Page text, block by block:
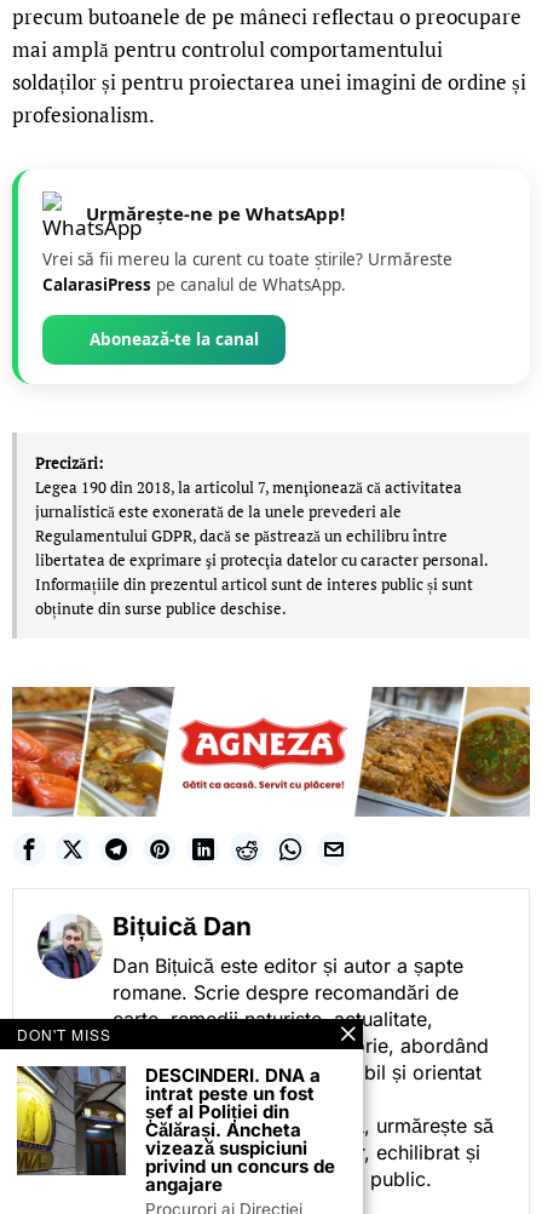
precum butoanele de pe mâneci reflectau o preocupare
mai amplă pentru controlul comportamentului
soldaților și pentru proiectarea unei imagini de ordine și
profesionalism.
Urmărește-ne pe WhatsApp!
Vrei să fii mereu la curent cu toate știrile? Urmăreste
CalarasiPress pe canalul de WhatsApp.
Abonează-te la canal
Precizări:
Legea 190 din 2018, la articolul 7, menţionează că activitatea
jurnalistică este exonerată de la unele prevederi ale
Regulamentului GDPR, dacă se păstrează un echilibru între
libertatea de exprimare şi protecţia datelor cu caracter personal.
Informațiile din prezentul articol sunt de interes public și sunt
obținute din surse publice deschise.
Bițuică Dan
Dan Bițuică este editor și autor a șapte
romane. Scrie despre recomandări de
carte, remedii naturiste, actualitate,
cotidian politic, sport și istorie, abordând
subiectele într-un stil accesibil și orientat
spre informare.
Prin activitatea sa editorială, urmărește să
ofere cititorilor conținut clar, echilibrat și
relevant, adaptat interesului public.
DON'T MISS
DESCINDERI. DNA a
intrat peste un fost
șef al Poliției din
Călărași. Ancheta
vizează suspiciuni
privind un concurs de
angajare
Procurori ai Direcției